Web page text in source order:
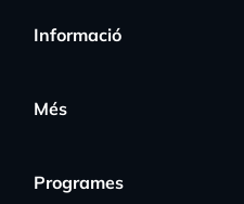
Informació
Més
Programes